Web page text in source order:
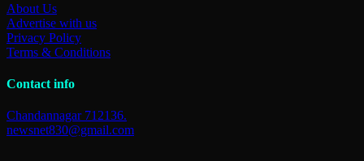
About Us
Advertise with us
Privacy Policy
Terms & Conditions
Contact info
Chandannagar 712136.
newsnet830@gmail.com